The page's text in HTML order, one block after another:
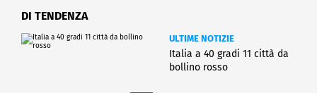
DI TENDENZA
ULTIME NOTIZIE
Italia a 40 gradi 11 città da
bollino rosso